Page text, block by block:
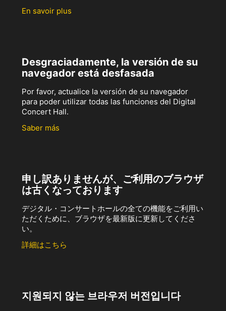
En savoir plus
Desgraciadamente, la versión de su
navegador está desfasada
Por favor, actualice la versión de su navegador
para poder utilizar todas las funciones del Digital
Concert Hall.
Saber más
申し訳ありませんが、ご利用のブラウザ
は古くなっております
デジタル・コンサートホールの全ての機能をご利用い
ただくために、ブラウザを最新版に更新してくださ
い。
詳細はこちら
지원되지 않는 브라우저 버전입니다